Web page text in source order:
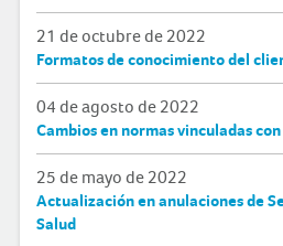
21 de octubre de 2022
Formatos de conocimiento del
04 de agosto de 2022
Cambios en normas vinculadas con
25 de mayo de 2022
Actualización en anulaciones de
Salud